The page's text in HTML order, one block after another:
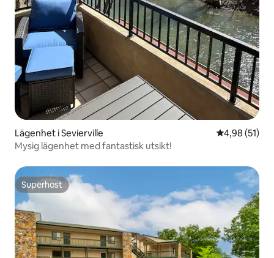
Lägenhet i Sevierville 4,98 av 5 i
4,98 (51)
Mysig lägenhet med fantastisk utsikt!
Superhost
Superhost